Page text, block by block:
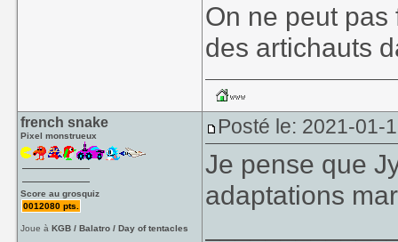
On ne peut
des artichauts
french snake
Pixel monstrueux
Score au grosquiz
0012080 pts.
Joue àKGB / Balatro / Day of tentacles
Posté le: 2021-01-
Je pense que
adaptations